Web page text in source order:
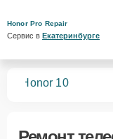
Honor Pro Repair
Сервис в Екатеринбурге
Honor 10